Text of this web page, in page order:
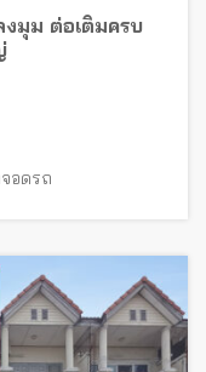
มุม ต่อเติมครบ
อดรถ